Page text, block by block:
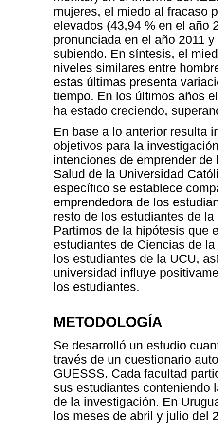
mujeres, el miedo al fracaso
elevados (43,94 % en el año
pronunciada en el año 2011
subiendo. En síntesis, el
niveles similares entre
estas últimas presenta
tiempo. En los últimos años
ha estado creciendo,
En base a lo anterior resulta
objetivos para la
intenciones de emprender
Salud de la Universidad
específico se establece
emprendedora de los
resto de los estudiantes de
Partimos de la hipótesis que
estudiantes de Ciencias de
los estudiantes de la UCU,
universidad influye
los estudiantes.
METODOLOGÍA
Se desarrolló un estudio
través de un cuestionario
GUESSS. Cada facultad
sus estudiantes conteniendo
de la investigación. En
los meses de abril y julio del